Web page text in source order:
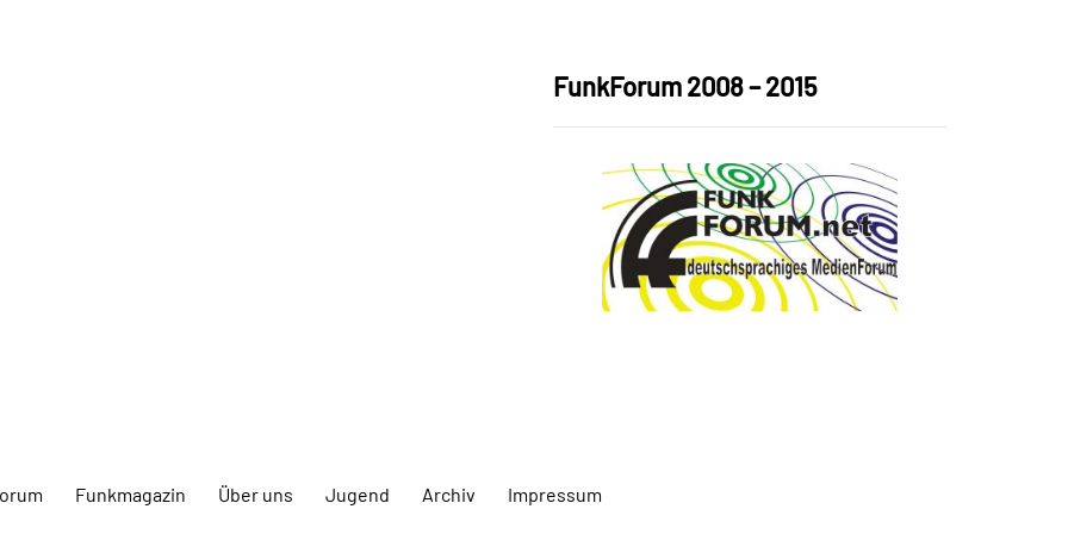
FunkForum 2008 – 2015
Funkmagazin Über uns Jugend Archiv Impressum